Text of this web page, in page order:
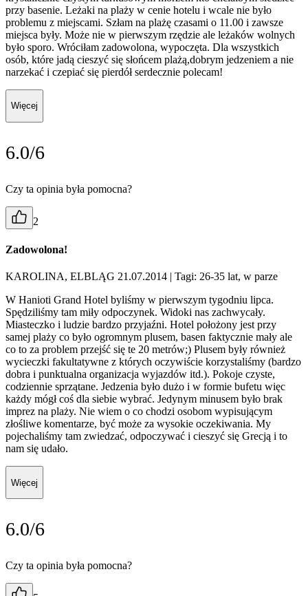
przy basenie. Leżaki na plaży w cenie hotelu i wcale nie było
problemu z miejscami. Szłam na plażę czasami o 11.00 i zawsze
miejsca były. Może nie w pierwszym rzędzie ale leżaków wolnych
było sporo. Wróciłam zadowolona, wypoczęta. Dla wszystkich
osób, które jadą cieszyć się słońcem plażą,dobrym jedzeniem a nie
narzekać i czepiać się pierdół serdecznie polecam!
Więcej
6.0/6
Czy ta opinia była pomocna?
2
Zadowolona!
KAROLINA, ELBLĄG 21.07.2014 | Tagi: 26-35 lat, w parze
W Hanioti Grand Hotel byliśmy w pierwszym tygodniu lipca.
Spędziliśmy tam miły odpoczynek. Widoki nas zachwycały.
Miasteczko i ludzie bardzo przyjaźni. Hotel położony jest przy
samej plaży co było ogromnym plusem, basen faktycznie mały ale
co to za problem przejść się te 20 metrów;) Plusem były również
wycieczki fakultatywne z których oczywiście korzystaliśmy (bardzo
dobra i punktualna organizacja wyjazdów itd.). Pokoje czyste,
codziennie sprzątane. Jedzenia było dużo i w formie bufetu więc
każdy mógł coś dla siebie wybrać. Jedynym minusem było brak
imprez na plaży. Nie wiem o co chodzi osobom wypisującym
złośliwe komentarze, być może za wysokie oczekiwania. My
pojechaliśmy tam zwiedzać, odpoczywać i cieszyć się Grecją i to
nam się udało.
Więcej
6.0/6
Czy ta opinia była pomocna?